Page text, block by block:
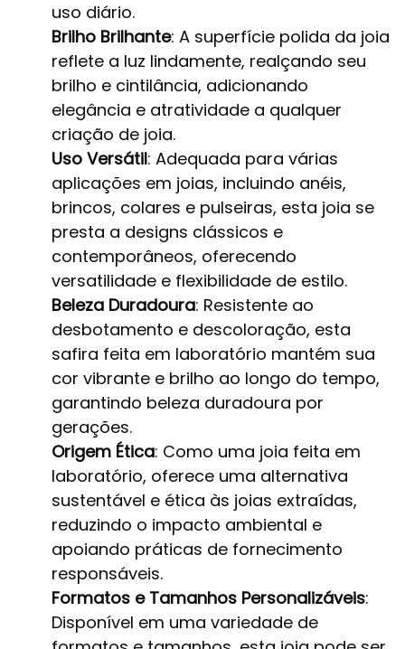
uso diário.
Brilho Brilhante: A superfície polida da joia
reflete a luz lindamente, realçando seu
brilho e cintilância, adicionando
elegância e atratividade a qualquer
criação de joia.
Uso Versátil: Adequada para várias
aplicações em joias, incluindo anéis,
brincos, colares e pulseiras, esta joia se
presta a designs clássicos e
contemporâneos, oferecendo
versatilidade e flexibilidade de estilo.
Beleza Duradoura: Resistente ao
desbotamento e descoloração, esta
safira feita em laboratório mantém sua
cor vibrante e brilho ao longo do tempo,
garantindo beleza duradoura por
gerações.
Origem Ética: Como uma joia feita em
laboratório, oferece uma alternativa
sustentável e ética às joias extraídas,
reduzindo o impacto ambiental e
apoiando práticas de fornecimento
responsáveis.
Formatos e Tamanhos Personalizáveis:
Disponível em uma variedade de